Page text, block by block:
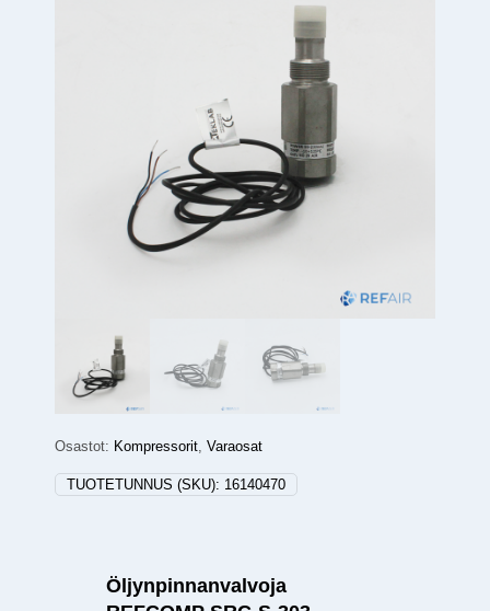
Osastot: Kompressorit, Varaosat
TUOTETUNNUS (SKU): 16140470
Öljynpinnanvalvoja